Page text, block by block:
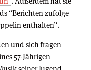
“Berichten zufolge
enthalten”.
und sich fragen
57-Jährigen
seiner Jugend